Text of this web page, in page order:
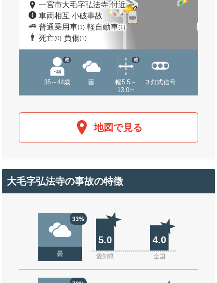
一宮市大毛字弘法寺 付近
車両相互 小破事故
普通乗用車(1) 軽自動車(1)
死亡(0) 負傷(1)
35～44歳
他
曇
幅5.5～
13.0m
他
３灯式信号
地図で見る
大毛字弘法寺の事故の特徴
33%
曇
5.0 4.0
愛知県 全国